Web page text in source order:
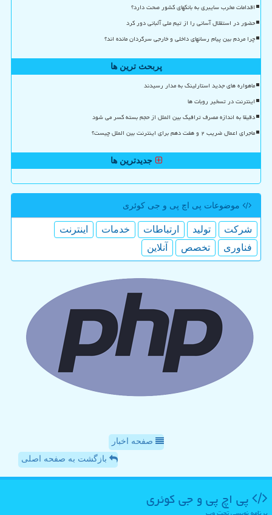
اقدامات مخرب سایبری به بانکهای کشور صحت دارد؟
حضور در استقلال آسانی را از تیم ملی آلبانی دور کرد
چرا مردم بین پیام رسانهای داخلی و خارجی سرگردان مانده اند؟
پربحث ترین ها
ماهواره های جدید استارلینک به مدار رسیدند
اینترنت در تسخیر روبات ها
دقیقا به اندازه مصرف ترافیک بین الملل از حجم بسته کسر می شود
ماجرای اعمال ضریب ۲ و هفت دهم برای اینترنت بین الملل چیست؟
جدیدترین ها
موضوعات پی اچ پی و جی كوئری
شركت تولید ارتباطات خدمات
اینترنت
فناوری
تخصص آنلاین
صفحه اخبار
بازگشت به صفحه اصلی
پی اچ پی و جی كوئری